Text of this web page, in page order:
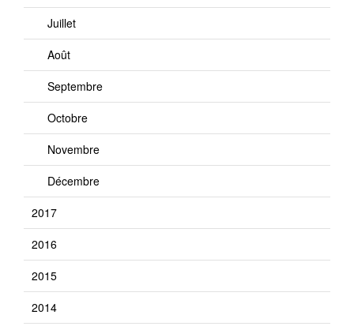
Juillet
Août
Septembre
Octobre
Novembre
Décembre
2017
2016
2015
2014